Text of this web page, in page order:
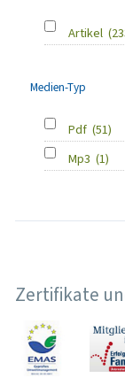
Artikel
Medien-Typ
Pdf (51)
Mp3 (1)
Zertifikate